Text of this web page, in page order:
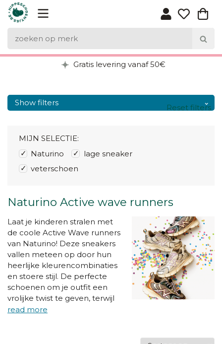
Gratis levering vanaf 50€
Show filters
Naturino Active wave runners
Laat je kinderen stralen met
de coole Active Wave runners
van Naturino! Deze sneakers
vallen meteen op door hun
heerlijke kleurencombinaties
en stoere stijl. De perfecte
schoenen om je outfit een
vrolijke twist te geven, terwijl
ze comfortabel en stevig
MIJN SELECTIE:
Naturino
lage sneaker
veterschoen
Reset filters